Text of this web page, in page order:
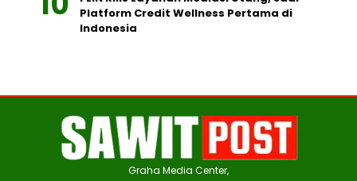
Platform Credit Wellness Pertama di
Indonesia
Graha Media Center,